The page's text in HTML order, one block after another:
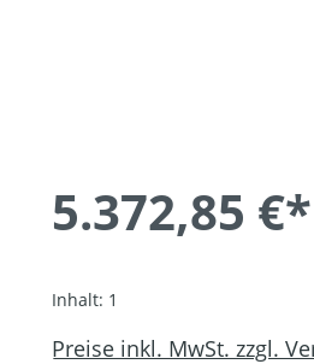
5.372,85 €*
Inhalt: 1
Preise inkl. MwSt. zzgl.